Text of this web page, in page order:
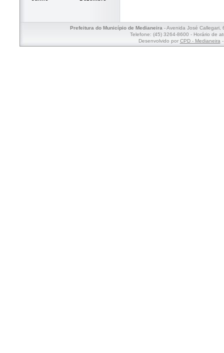
Prefeitura do Município de Medianeira- Avenida José Callegari,
Telefone: (45) 3264-8600 - Horário de
Desenvolvido por CPD - Medianeira-